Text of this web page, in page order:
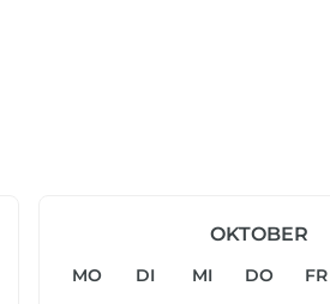
OKTOBER
MO DI MI DO FR